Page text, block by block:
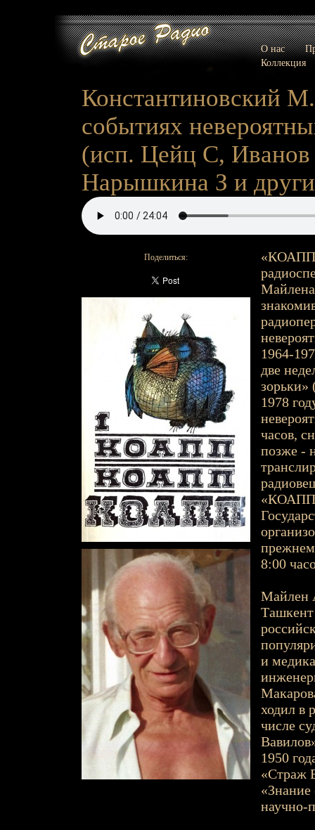
О нас
Коллекция
Константиновский
событиях
(исп. Цейц С,
Нарышкина З и
Поделиться:
«КОАПП.
1964-
две
зорьки»
1978
часов,
позже -
прежнем
8:00
Майлен
Ташкент
и
ходил в
числе
1950
«Страж
«Знание
научно-